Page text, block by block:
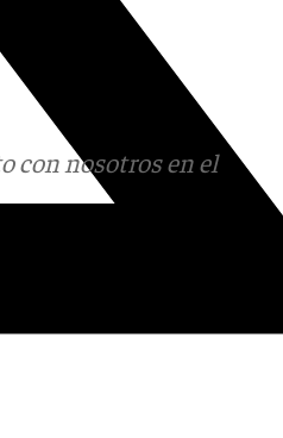
con nosotros en el